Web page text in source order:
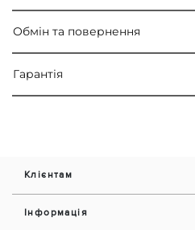
Обмін та повернення
Гарантія
Клієнтам
Інформація